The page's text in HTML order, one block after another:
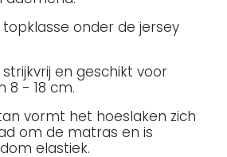
onder de jersey
en geschikt voor
8 - 18 cm.
vormt het hoeslaken zich
om de matras en is
elastiek.